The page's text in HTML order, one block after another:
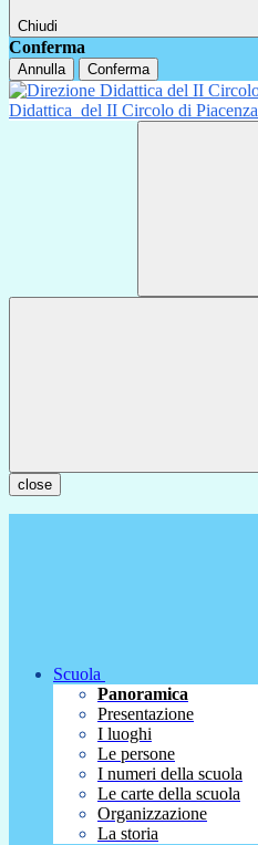
Chiudi
Conferma
Annulla Conferma
Didattica del II Circolo di Piacenza
close
Scuola
Panoramica
Presentazione
I luoghi
Le persone
I numeri della scuola
Le carte della scuola
Organizzazione
La storia